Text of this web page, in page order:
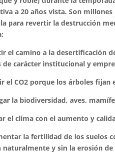
a 20 años vista. Son
para revertir la destrucción
el camino a la desertificación
de carácter institucional y
el CO2 porque los árboles fijan
la biodiversidad, aves,
el clima con el aumento y
la fertilidad de los suelos
naturalmente y sin la erosión